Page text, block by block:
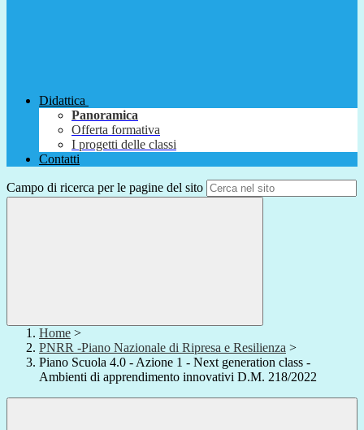
Didattica
Panoramica
Offerta formativa
I progetti delle classi
Contatti
Campo di ricerca per le pagine del sito
Home >
PNRR -Piano Nazionale di Ripresa e Resilienza >
Piano Scuola 4.0 - Azione 1 - Next generation class -
Ambienti di apprendimento innovativi D.M. 218/2022